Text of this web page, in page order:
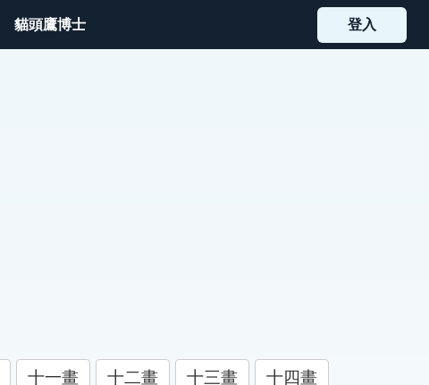
貓頭鷹博士 登入
十一畫 十二畫 十三畫 十四畫